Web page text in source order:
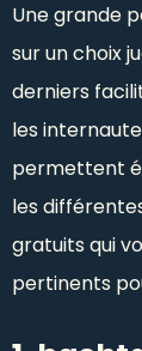
Une grande
sur un choix
derniers
les
permettent
les
gratuits qui
pertinents